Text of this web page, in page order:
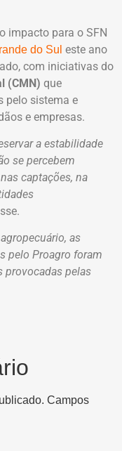
impacto para o SFN
do Sul este ano
com iniciativas do
(CMN) que
pelo sistema e
e empresas.
a estabilidade
se percebem
captações, na
as
pelo Proagro foram
provocadas pelas
Campos